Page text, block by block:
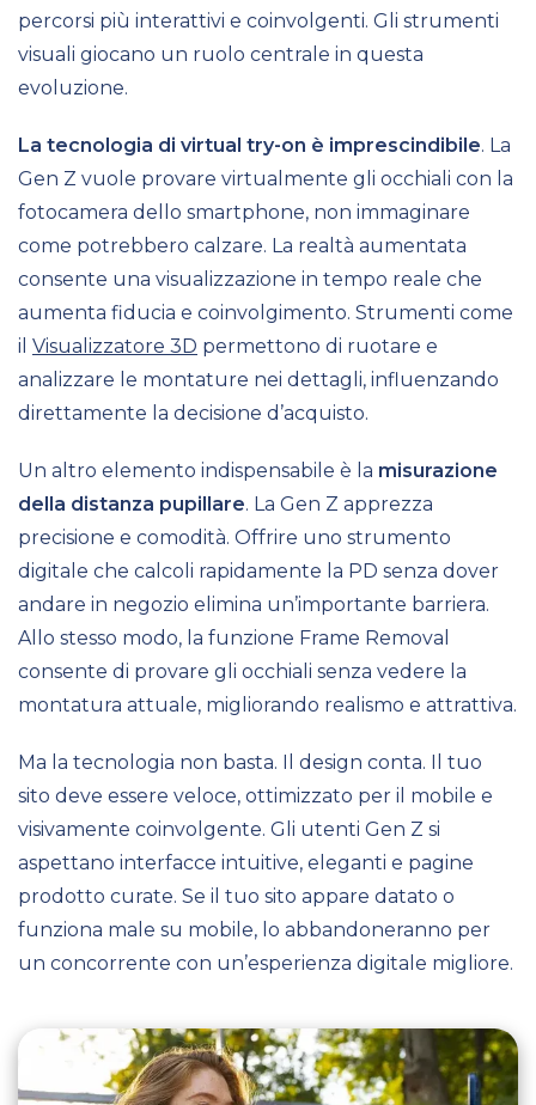
percorsi più interattivi e coinvolgenti. Gli strumenti
visuali giocano un ruolo centrale in questa
evoluzione.
La tecnologia di virtual try-on è imprescindibile. La
Gen Z vuole provare virtualmente gli occhiali con la
fotocamera dello smartphone, non immaginare
come potrebbero calzare. La realtà aumentata
consente una visualizzazione in tempo reale che
aumenta fiducia e coinvolgimento. Strumenti come
il Visualizzatore 3D permettono di ruotare e
analizzare le montature nei dettagli, influenzando
direttamente la decisione d’acquisto.
Un altro elemento indispensabile è la misurazione
della distanza pupillare. La Gen Z apprezza
precisione e comodità. Offrire uno strumento
digitale che calcoli rapidamente la PD senza dover
andare in negozio elimina un’importante barriera.
Allo stesso modo, la funzione Frame Removal
consente di provare gli occhiali senza vedere la
montatura attuale, migliorando realismo e attrattiva.
Ma la tecnologia non basta. Il design conta. Il tuo
sito deve essere veloce, ottimizzato per il mobile e
visivamente coinvolgente. Gli utenti Gen Z si
aspettano interfacce intuitive, eleganti e pagine
prodotto curate. Se il tuo sito appare datato o
funziona male su mobile, lo abbandoneranno per
un concorrente con un’esperienza digitale migliore.